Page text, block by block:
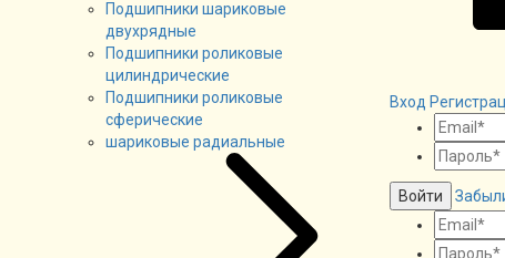
Подшипники шариковые
двухрядные
Подшипники роликовые
цилиндрические
Подшипники роликовые
сферические
шариковые радиальные
Вход
Войти